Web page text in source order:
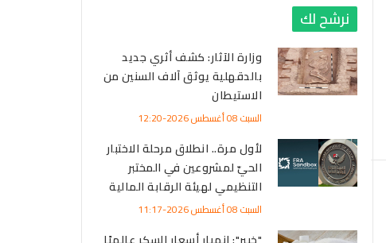
نرشح لك
وزارة الآثار: كشف أثري جديد
بالدقهلية يوثق آلاف السنين من
الاستيطان
السبت 08 أغسطس 2026-12:20
لأول مرة.. انطلاق مرحلة الاختبار
الحيّ لمشروعين في المختبر
التنظيمي لهيئة الرقابة المالية
السبت 08 أغسطس 2026-11:17